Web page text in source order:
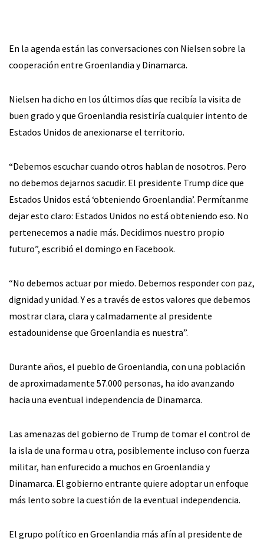
En la agenda están las conversaciones con Nielsen sobre la
cooperación entre Groenlandia y Dinamarca.
Nielsen ha dicho en los últimos días que recibía la visita de
buen grado y que Groenlandia resistiría cualquier intento de
Estados Unidos de anexionarse el territorio.
“Debemos escuchar cuando otros hablan de nosotros. Pero
no debemos dejarnos sacudir. El presidente Trump dice que
Estados Unidos está ‘obteniendo Groenlandia’. Permítanme
dejar esto claro: Estados Unidos no está obteniendo eso. No
pertenecemos a nadie más. Decidimos nuestro propio
futuro”, escribió el domingo en Facebook.
“No debemos actuar por miedo. Debemos responder con paz,
dignidad y unidad. Y es a través de estos valores que debemos
mostrar clara, clara y calmadamente al presidente
estadounidense que Groenlandia es nuestra”.
Durante años, el pueblo de Groenlandia, con una población
de aproximadamente 57.000 personas, ha ido avanzando
hacia una eventual independencia de Dinamarca.
Las amenazas del gobierno de Trump de tomar el control de
la isla de una forma u otra, posiblemente incluso con fuerza
militar, han enfurecido a muchos en Groenlandia y
Dinamarca. El gobierno entrante quiere adoptar un enfoque
más lento sobre la cuestión de la eventual independencia.
El grupo político en Groenlandia más afín al presidente de